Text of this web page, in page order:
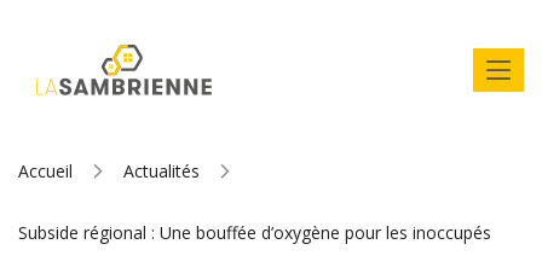
Accueil Actualités
Subside régional : Une bouffée d’oxygène pour les inoccupés